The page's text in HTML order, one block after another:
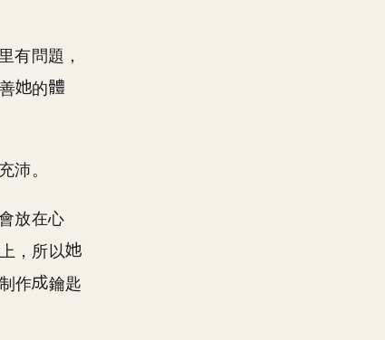
有問題，
的
沛。
放在心
上，所以
作
鑰匙